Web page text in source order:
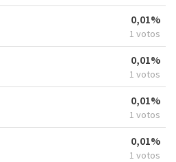
0,01%
1 votos
0,01%
1 votos
0,01%
1 votos
0,01%
1 votos